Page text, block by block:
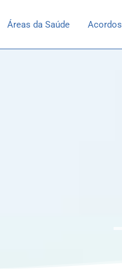
Especialidades
Áreas da Saúde Acordos